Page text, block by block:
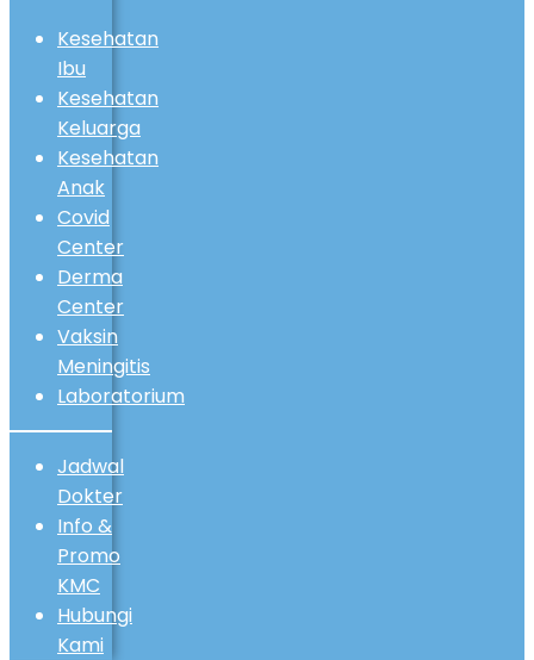
Kesehatan
Ibu
Kesehatan
Keluarga
Kesehatan
Anak
Covid
Center
Derma
Center
Vaksin
Meningitis
Laboratorium
Jadwal
Dokter
Info &
Promo
KMC
Hubungi
Kami